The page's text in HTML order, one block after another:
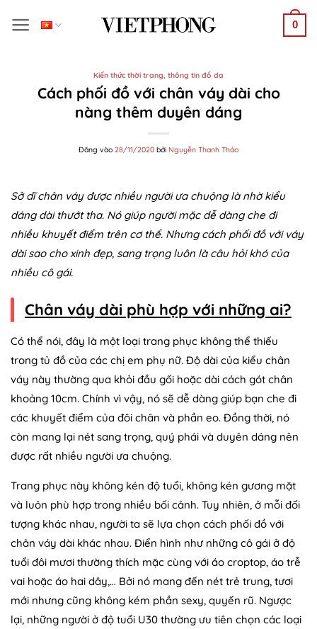
qua
0
Kiến thức thời trang, thông tin đồ da
Cách phối đồ với chân váy dài cho
nàng thêm duyên dáng
Đăng vào 28/11/2020 bởi Nguyễn Thanh Thảo
Sở dĩ chân váy được nhiều người ưa chuộng là nhờ kiểu
dáng dài thướt tha. Nó giúp người mặc dễ dàng che đi
nhiều khuyết điểm trên cơ thể. Nhưng cách phối đồ với váy
dài sao cho xinh đẹp, sang trọng luôn là câu hỏi khó của
nhiều cô gái.
Chân váy dài phù hợp với những ai?
Có thể nói, đây là một loại trang phục không thể thiếu
trong tủ đồ của các chị em phụ nữ. Độ dài của kiểu chân
váy này thường qua khỏi đầu gối hoặc dài cách gót chân
khoảng 10cm. Chính vì vậy, nó sẽ dễ dàng giúp bạn che đi
các khuyết điểm của đôi chân và phần eo. Đồng thời, nó
còn mang lại nét sang trọng, quý phái và duyên dáng nên
được rất nhiều người ưa chuộng.
Trang phục này không kén độ tuổi, không kén gương mặt
và luôn phù hợp trong nhiều bối cảnh. Tuy nhiên, ở mỗi đối
tượng khác nhau, người ta sẽ lựa chọn cách phối đồ với
chân váy dài khác nhau. Điển hình như những cô gái ở độ
tuổi đôi mươi thường thích mặc cùng với áo croptop, áo trễ
vai hoặc áo hai dây,… Bởi nó mang đến nét trẻ trung, tươi
mới nhưng cũng không kém phần sexy, quyến rũ. Ngược
lại, những người ở độ tuổi U30 thường ưu tiên chọn các loại